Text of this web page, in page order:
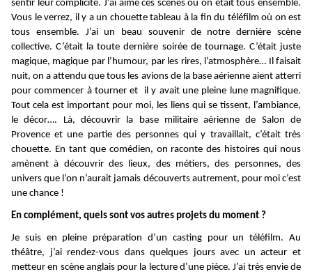
sentir leur complicité. J’ai aimé ces scènes où on était tous ensemble.
Vous le verrez, il y a un chouette tableau à la fin du téléfilm où on est
tous ensemble. J’ai un beau souvenir de notre dernière scène
collective. C’était la toute dernière soirée de tournage. C’était juste
magique, magique par l’humour, par les rires, l’atmosphère… Il faisait
nuit, on a attendu que tous les avions de la base aérienne aient atterri
pour commencer à tourner et il y avait une pleine lune magnifique.
Tout cela est important pour moi, les liens qui se tissent, l’ambiance,
le décor…. Là, découvrir la base militaire aérienne de Salon de
Provence et une partie des personnes qui y travaillait, c’était très
chouette. En tant que comédien, on raconte des histoires qui nous
amènent à découvrir des lieux, des métiers, des personnes, des
univers que l’on n’aurait jamais découverts autrement, pour moi c’est
une chance !
En complément, quels sont vos autres projets du moment ?
Je suis en pleine préparation d’un casting pour un téléfilm. Au
théâtre, j’ai rendez-vous dans quelques jours avec un acteur et
metteur en scène anglais pour la lecture d’une pièce. J’ai très envie de